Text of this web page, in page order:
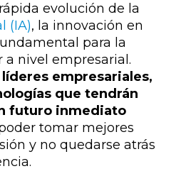
evolución de la
(IA), la innovación en
para la
a nivel empresarial.
líderes empresariales,
que tendrán
futuro inmediato
tomar mejores
y no quedarse atrás